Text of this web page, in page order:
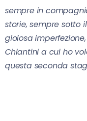
sempre in
storie, sempre sotto
gioiosa
Chiantini a cui ho
questa seconda